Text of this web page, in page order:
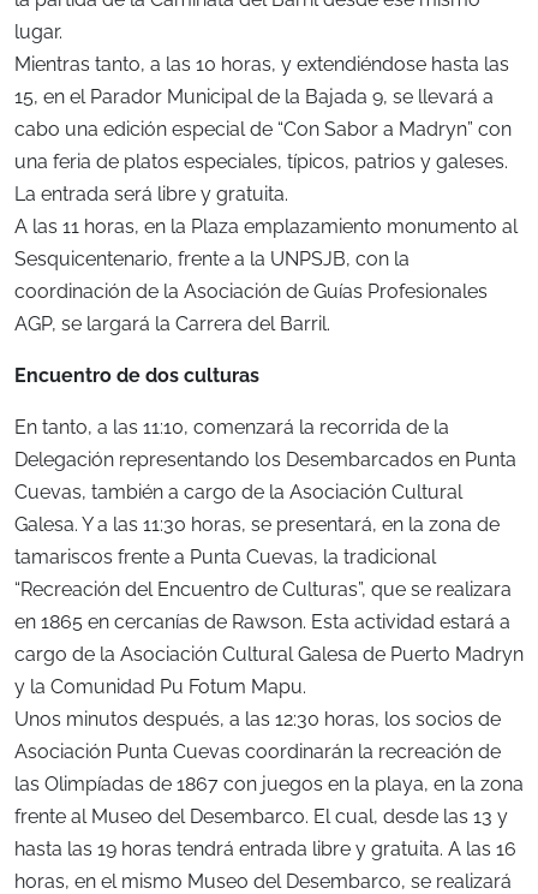
lugar.
Mientras tanto, a las 10 horas, y extendiéndose hasta las
15, en el Parador Municipal de la Bajada 9, se llevará a
cabo una edición especial de “Con Sabor a Madryn” con
una feria de platos especiales, típicos, patrios y galeses.
La entrada será libre y gratuita.
A las 11 horas, en la Plaza emplazamiento monumento al
Sesquicentenario, frente a la UNPSJB, con la
coordinación de la Asociación de Guías Profesionales
AGP, se largará la Carrera del Barril.
Encuentro de dos culturas
En tanto, a las 11:10, comenzará la recorrida de la
Delegación representando los Desembarcados en Punta
Cuevas, también a cargo de la Asociación Cultural
Galesa. Y a las 11:30 horas, se presentará, en la zona de
tamariscos frente a Punta Cuevas, la tradicional
“Recreación del Encuentro de Culturas”, que se realizara
en 1865 en cercanías de Rawson. Esta actividad estará a
cargo de la Asociación Cultural Galesa de Puerto Madryn
y la Comunidad Pu Fotum Mapu.
Unos minutos después, a las 12:30 horas, los socios de
Asociación Punta Cuevas coordinarán la recreación de
las Olimpíadas de 1867 con juegos en la playa, en la zona
frente al Museo del Desembarco. El cual, desde las 13 y
hasta las 19 horas tendrá entrada libre y gratuita. A las 16
horas, en el mismo Museo del Desembarco, se realizará